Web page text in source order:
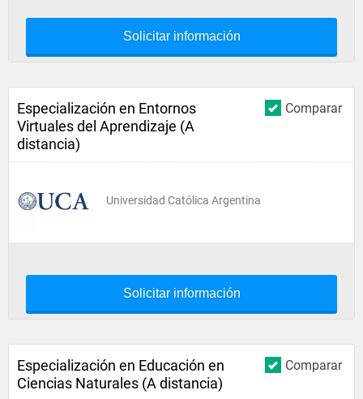
Solicitar información
Comparar
Especialización en Entornos
Virtuales del Aprendizaje (A
distancia)
Universidad Católica Argentina
Solicitar información
Comparar
Especialización en Educación en
Ciencias Naturales (A distancia)